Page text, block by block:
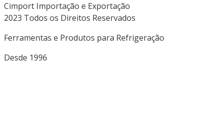
Cimport Importação e Exportação
2023 Todos os Direitos Reservados
Ferramentas e Produtos para Refrigeração
Desde 1996